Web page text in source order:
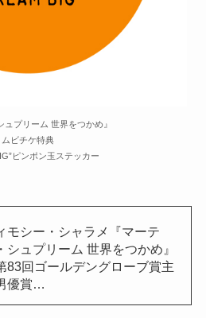
ュプリーム 世界をつかめ』
ムビチケ特典
ピンポン玉ステッカー
モシー・シャラメ『マーテ
シュプリーム 世界をつかめ』
83回ゴールデングローブ賞主
優賞…